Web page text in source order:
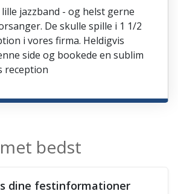
jazzband - og helst gerne
De skulle spille i 1 1/2
i vores firma. Heldigvis
side og bookede en sublim
reception
bedst
dine festinformationer